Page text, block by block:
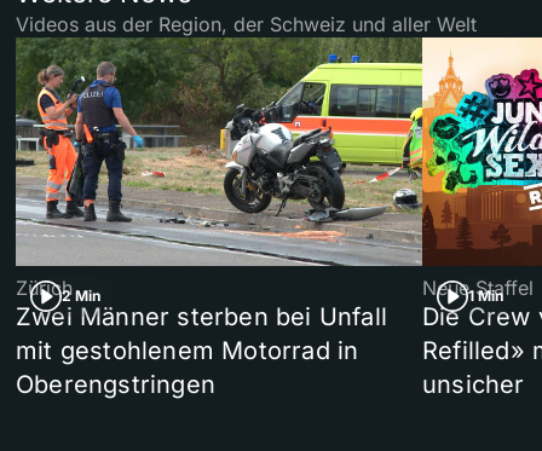
Videos aus der Region, der Schweiz und aller Welt
2 Min
Zürich
Zwei Männer sterben bei Unfall
mit gestohlenem Motorrad in
Oberengstringen
1 Min
Neue Staffel
Die Crew
Refilled»
unsicher